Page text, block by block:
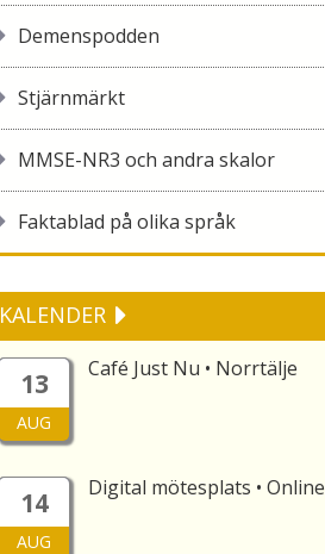
Demenspodden
Stjärnmärkt
MMSE-NR3 och andra skalor
Faktablad på olika språk
KALENDER
13
AUG
Café Just Nu • Norrtälje
14
AUG
Digital mötesplats • Online